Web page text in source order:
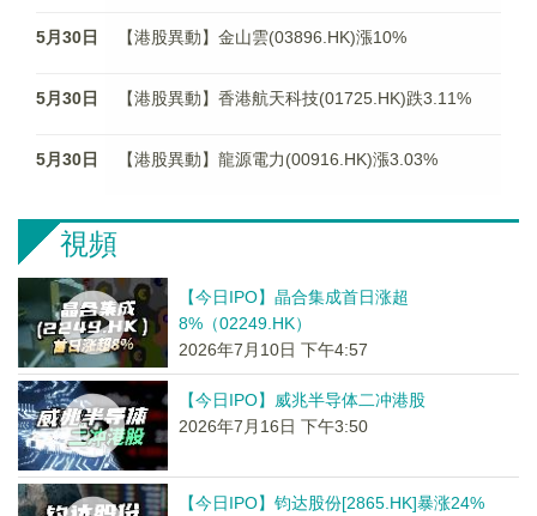
5月30日 【港股異動】金山雲(03896.HK)漲10%
5月30日 【港股異動】香港航天科技(01725.HK)跌3.11%
5月30日 【港股異動】龍源電力(00916.HK)漲3.03%
視頻
【今日IPO】晶合集成首日涨超
8%（02249.HK）
2026年7月10日 下午4:57
【今日IPO】威兆半导体二冲港股
2026年7月16日 下午3:50
【今日IPO】钧达股份[2865.HK]暴涨24%